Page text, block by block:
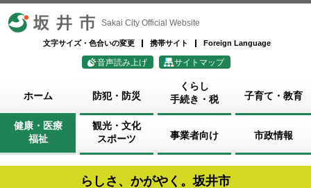
坂井市 Sakai City Official Website
文字サイズ・色合いの変更 携帯サイト Foreign Language
音声読み上げ サイトマップ
ホーム 防犯・防災
くらし
手続き・税
子育て・教育
健康・医療
福祉
観光・文化
スポーツ
事業者向け 市政情報
らしさ、かがやく。坂井市